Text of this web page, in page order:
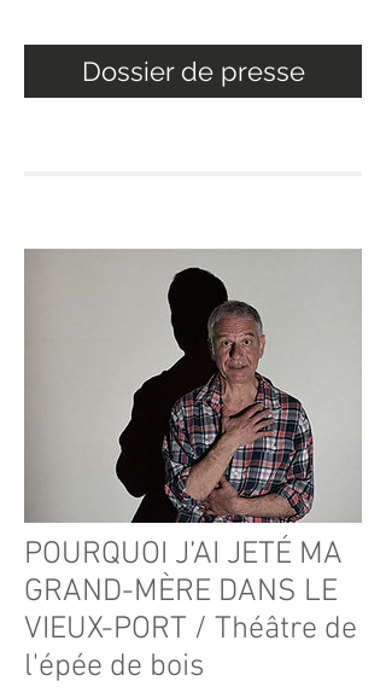
Dossier de presse
POURQUOI J’AI JETÉ MA
GRAND-MÈRE DANS LE
VIEUX-PORT / Théâtre de
l'épée de bois